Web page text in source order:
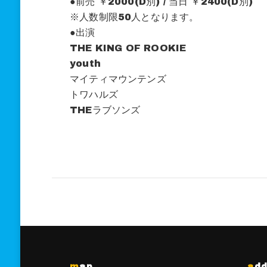
※人数制限50人となります。
●出演
THE KING OF ROOKIE
youth
マイティマウンテンズ
トワハルズ
THEラブソンズ